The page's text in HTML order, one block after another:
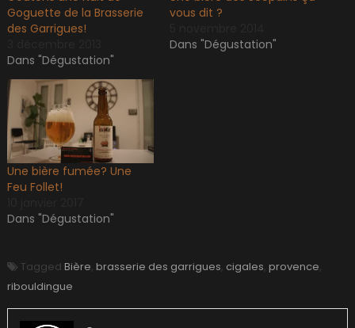
Goguette de la Brasserie
des Garrigues!
Dans "Dégustation"
vous dit ?
Dans "Dégustation"
Une bière fumée? Une
Feu Follet!
Dans "Dégustation"
Tagged Bière, brasserie des garrigues, cigales, provence,
ribouldingue